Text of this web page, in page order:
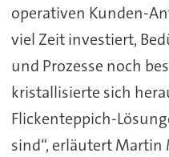
operativen Kunden-
viel Zeit investiert,
und Prozesse noch
kristallisierte sich
Flickenteppich-
sind“, erläutert